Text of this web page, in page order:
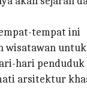
tempat ini
wisatawan
hari penduduk
arsitektur